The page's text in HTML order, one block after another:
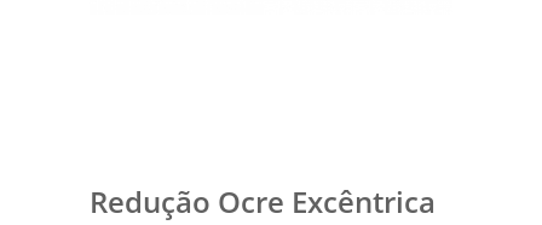
Redução Ocre Excêntrica